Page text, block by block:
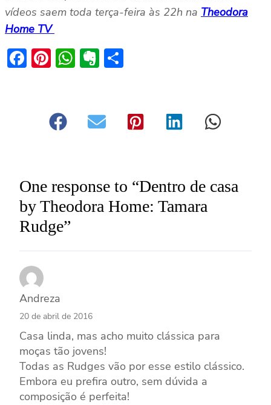
vídeos saem toda terça-feira às 22h na Theodora
Home TV
Facebook
Pinterest
WhatsApp
Evernote
One response to “Dentro de casa
by Theodora Home: Tamara
Rudge”
Andreza
20 de abril de 2016
Casa linda, mas acho muito clássica para
moças tão jovens!
Todas as Rudges vão por esse estilo clássico.
Embora eu prefira outro, sem dúvida a
composição é perfeita!